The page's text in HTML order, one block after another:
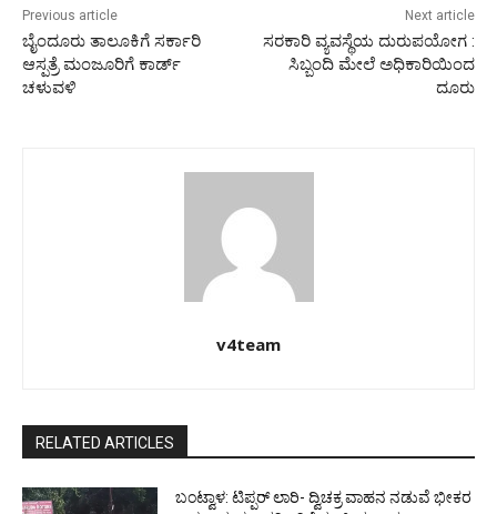
Previous article
ಬೈಂದೂರು ತಾಲೂಕಿಗೆ ಸರ್ಕಾರಿ
ಆಸ್ಪತ್ರೆ ಮಂಜೂರಿಗೆ ಕಾರ್ಡ್
ಚಳುವಳಿ
Next article
ಸರಕಾರಿ ವ್ಯವಸ್ಥೆಯ ದುರುಪಯೋಗ :
ಸಿಬ್ಬಂದಿ ಮೇಲೆ ಅಧಿಕಾರಿಯಿಂದ
ದೂರು
v4team
RELATED ARTICLES
ಬಂಟ್ವಾಳ: ಟಿಪ್ಪರ್ ಲಾರಿ- ದ್ವಿಚಕ್ರ ವಾಹನ ನಡುವೆ ಭೀಕರ